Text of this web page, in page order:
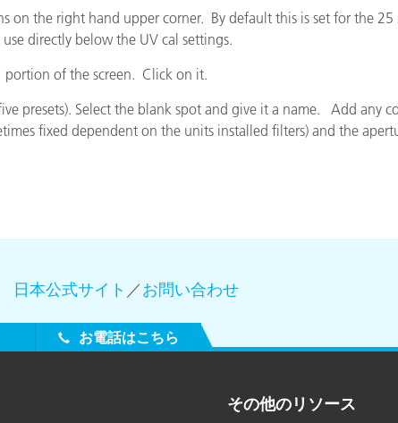
家庭電化製品
耐久消費財
on the right hand upper corner. By default this is set for the
directly below the UV cal settings.
of the screen. Click on it.
presets). Select the blank spot and give it a name. Add any
fixed dependent on the units installed filters) and the
日本公式サイト ／お問い合わせ
お電話はこちら
その他のリソース